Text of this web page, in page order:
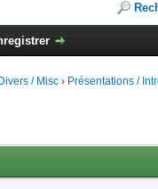
Divers / Misc › Présentations /